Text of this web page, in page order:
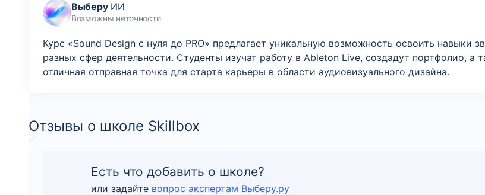
ВыберуИИ
Возможны неточности
Курс «Sound Design с нуля до PRO» предлагает уникальную возможность освоить навыки
разных сфер деятельности. Студенты изучат работу в Ableton Live, создадут портфолио, а
отличная отправная точка для старта карьеры в области аудиовизуального дизайна.
Отзывы о школе Skillbox
Есть что добавить о школе?
или задайте вопрос экспертам Выберу.ру